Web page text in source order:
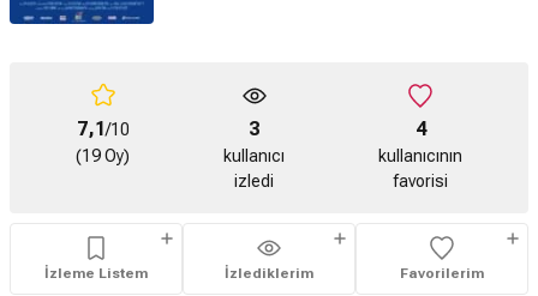
7,1/10
(19 Oy)
3
kullanıcı
izledi
4
kullanıcının
favorisi
İzleme Listem İzlediklerim Favorilerim